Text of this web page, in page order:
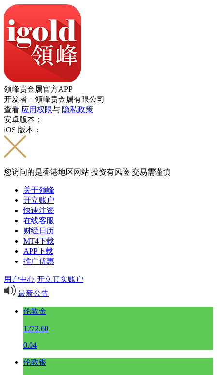
领峰贵金属官方APP
开发者：领峰贵金属有限公司
查看 应用权限与 隐私政策
安卓版本：
iOS 版本：
您访问的是香港地区网站 投资有风险 交易需谨慎
关于领峰
开立账户
快速注资
在线客服
财经日历
MT4下载
APP下载
推广优惠
用户中心 开立真实账户
最新公告
伦敦金
1272.60
0.04
伦敦银